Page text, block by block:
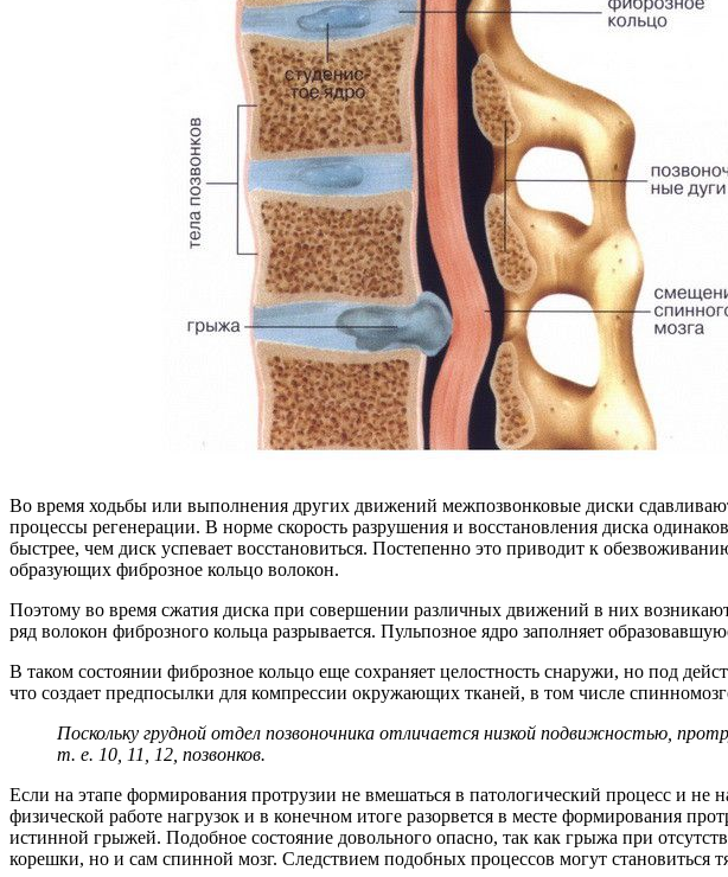
Во время ходьбы или выполнения других движений межпозвонковые диски
процессы регенерации. В норме скорость разрушения и восстановления диска
быстрее, чем диск успевает восстановиться. Постепенно это приводит к
образующих фиброзное кольцо волокон.
Поэтому во время сжатия диска при совершении различных движений в них
ряд волокон фиброзного кольца разрывается. Пульпозное ядро заполняет
В таком состоянии фиброзное кольцо еще сохраняет целостность снаружи, но под
что создает предпосылки для компрессии окружающих тканей, в том числе
Поскольку грудной отдел позвоночника отличается низкой подвижностью,
т. е. 10, 11, 12, позвонков.
Если на этапе формирования протрузии не вмешаться в патологический процесс и
физической работе нагрузок и в конечном итоге разорвется в месте формирования
истинной грыжей. Подобное состояние довольного опасно, так как грыжа при
корешки, но и сам спинной мозг. Следствием подобных процессов могут становиться